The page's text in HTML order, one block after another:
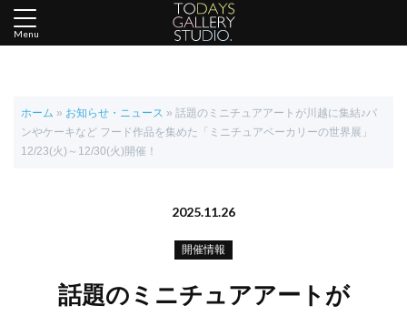
Menu
ホーム » お知らせ・ニュース » 話題のミニチュアアートが川越に集結♪パ
ンやケーキなど フード作品を集めた「ミニチュアベーカリーの世界展」
12/23(火)～12/30(火)開催！
2025.11.26
開催情報
話題のミニチュアアートが